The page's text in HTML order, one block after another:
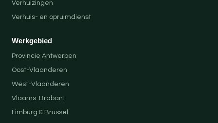
Verhuizingen
Verhuis- en opruimdienst
Werkgebied
Provincie Antwerpen
Oost-Vlaanderen
West-Vlaanderen
Vlaams-Brabant
Limburg & Brussel